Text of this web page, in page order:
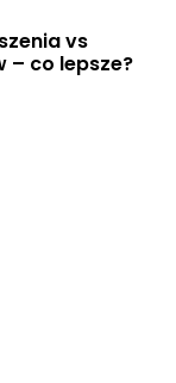
vs
– co lepsze?